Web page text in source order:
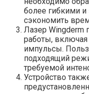
более гибкими
сэкономить
Лазер
работы,
импульсы.
подходящий
требуемой
Устройство